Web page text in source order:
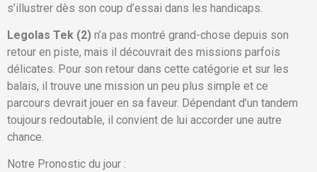
s’illustrer dès son coup d’essai dans les handicaps.
Legolas Tek (2) n’a pas montré grand-chose depuis son
retour en piste, mais il découvrait des missions parfois
délicates. Pour son retour dans cette catégorie et sur les
balais, il trouve une mission un peu plus simple et ce
parcours devrait jouer en sa faveur. Dépendant d’un tandem
toujours redoutable, il convient de lui accorder une autre
chance.
Notre Pronostic du jour :